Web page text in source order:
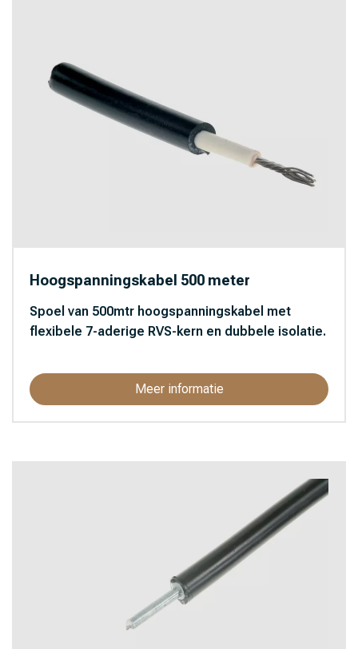
Hoogspanningskabel 500 meter
Spoel van 500mtr hoogspanningskabel met
flexibele 7-aderige RVS-kern en dubbele isolatie.
Meer informatie